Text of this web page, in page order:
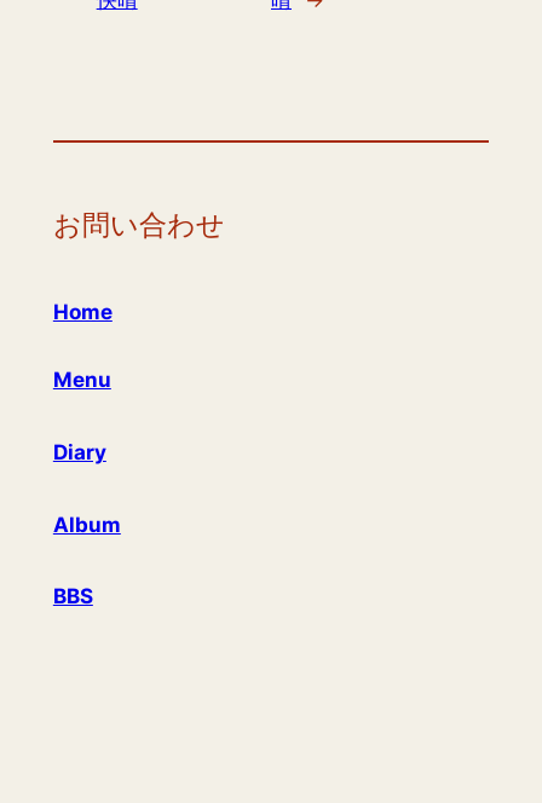
お問い合わせ
Home
Menu
Diary
Album
BBS